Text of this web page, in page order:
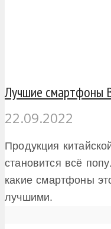
Лучшие смартфоны
22.09.2022
Продукция
становится всё
какие смартфоны
лучшими.